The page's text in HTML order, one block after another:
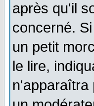
après qu'il
concerné.
un petit
le lire,
n'apparaîtra